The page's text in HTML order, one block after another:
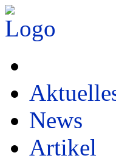
News
Artikel